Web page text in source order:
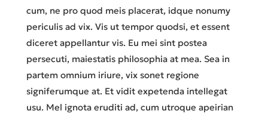
cum, ne pro quod meis placerat, idque nonumy
periculis ad vix. Vis ut tempor quodsi, et essent
diceret appellantur vis. Eu mei sint postea
persecuti, maiestatis philosophia at mea. Sea in
partem omnium iriure, vix sonet regione
signiferumque at. Et vidit expetenda intellegat
usu. Mel ignota eruditi ad, cum utroque apeirian